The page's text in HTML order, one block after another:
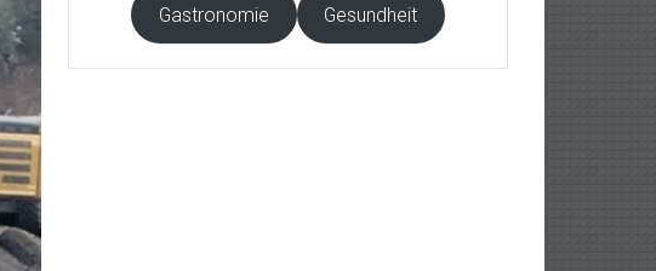
Gastronomie Gesundheit